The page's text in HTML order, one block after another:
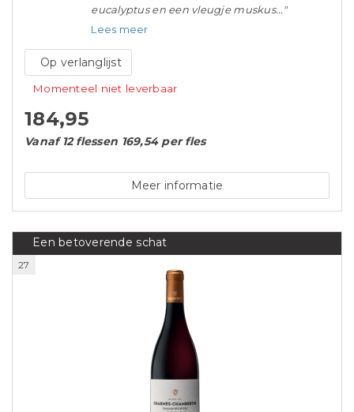
eucalyptus en een vleugje muskus..."
Lees meer
Op verlanglijst
Momenteel niet leverbaar
184,95
Vanaf 12 flessen 169,54 per fles
Meer informatie
Een betoverende schat
27